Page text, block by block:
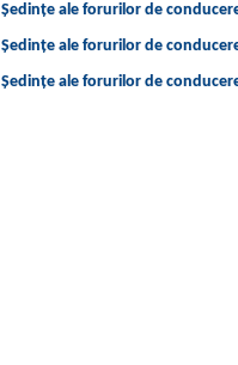
Ședințe ale forurilor de
Ședințe ale forurilor de
Ședințe ale forurilor de